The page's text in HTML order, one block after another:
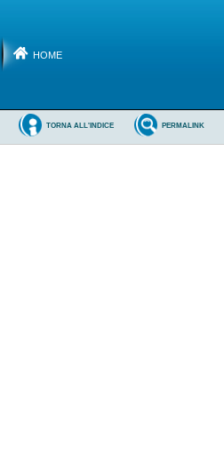
HOME
PERMALINK
TORNA ALL'INDICE